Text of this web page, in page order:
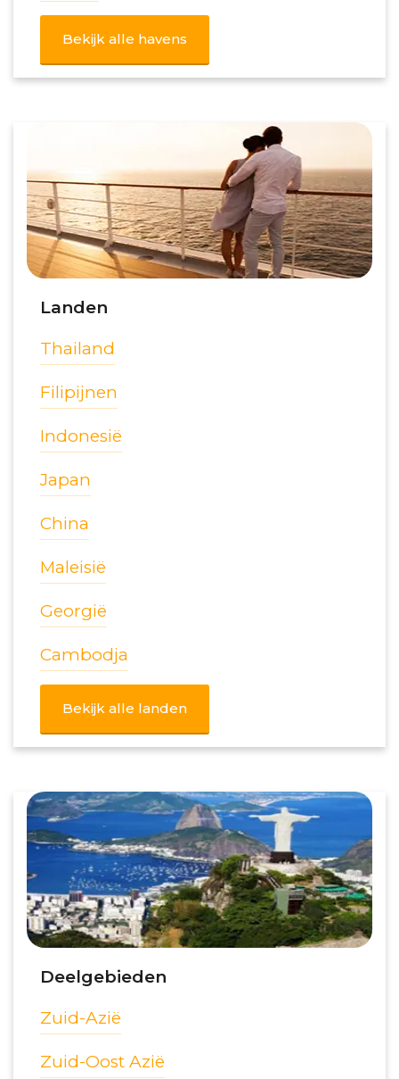
Bekijk alle havens
Landen
Thailand
Filipijnen
Indonesië
Japan
China
Maleisië
Georgië
Cambodja
Bekijk alle landen
Deelgebieden
Zuid-Azië
Zuid-Oost Azië